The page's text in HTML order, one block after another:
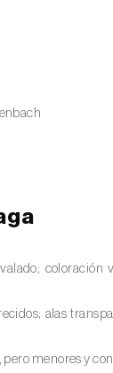
alas
pero menores y